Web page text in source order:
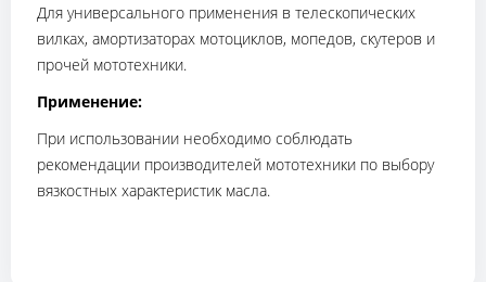
Для универсального применения в телескопических
вилках, амортизаторах мотоциклов, мопедов, скутеров и
прочей мототехники.
Применение:
При использовании необходимо соблюдать
рекомендации производителей мототехники по выбору
вязкостных характеристик масла.